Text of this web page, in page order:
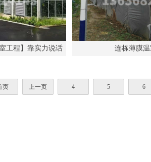
工程】靠实力说话 连栋薄膜温
页 上一页 4 5 6